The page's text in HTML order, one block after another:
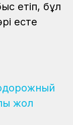
етіп, бұл
есте
жол